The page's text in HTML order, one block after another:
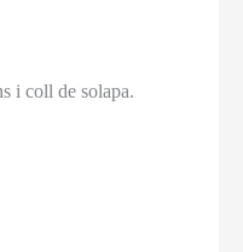
i coll de solapa.